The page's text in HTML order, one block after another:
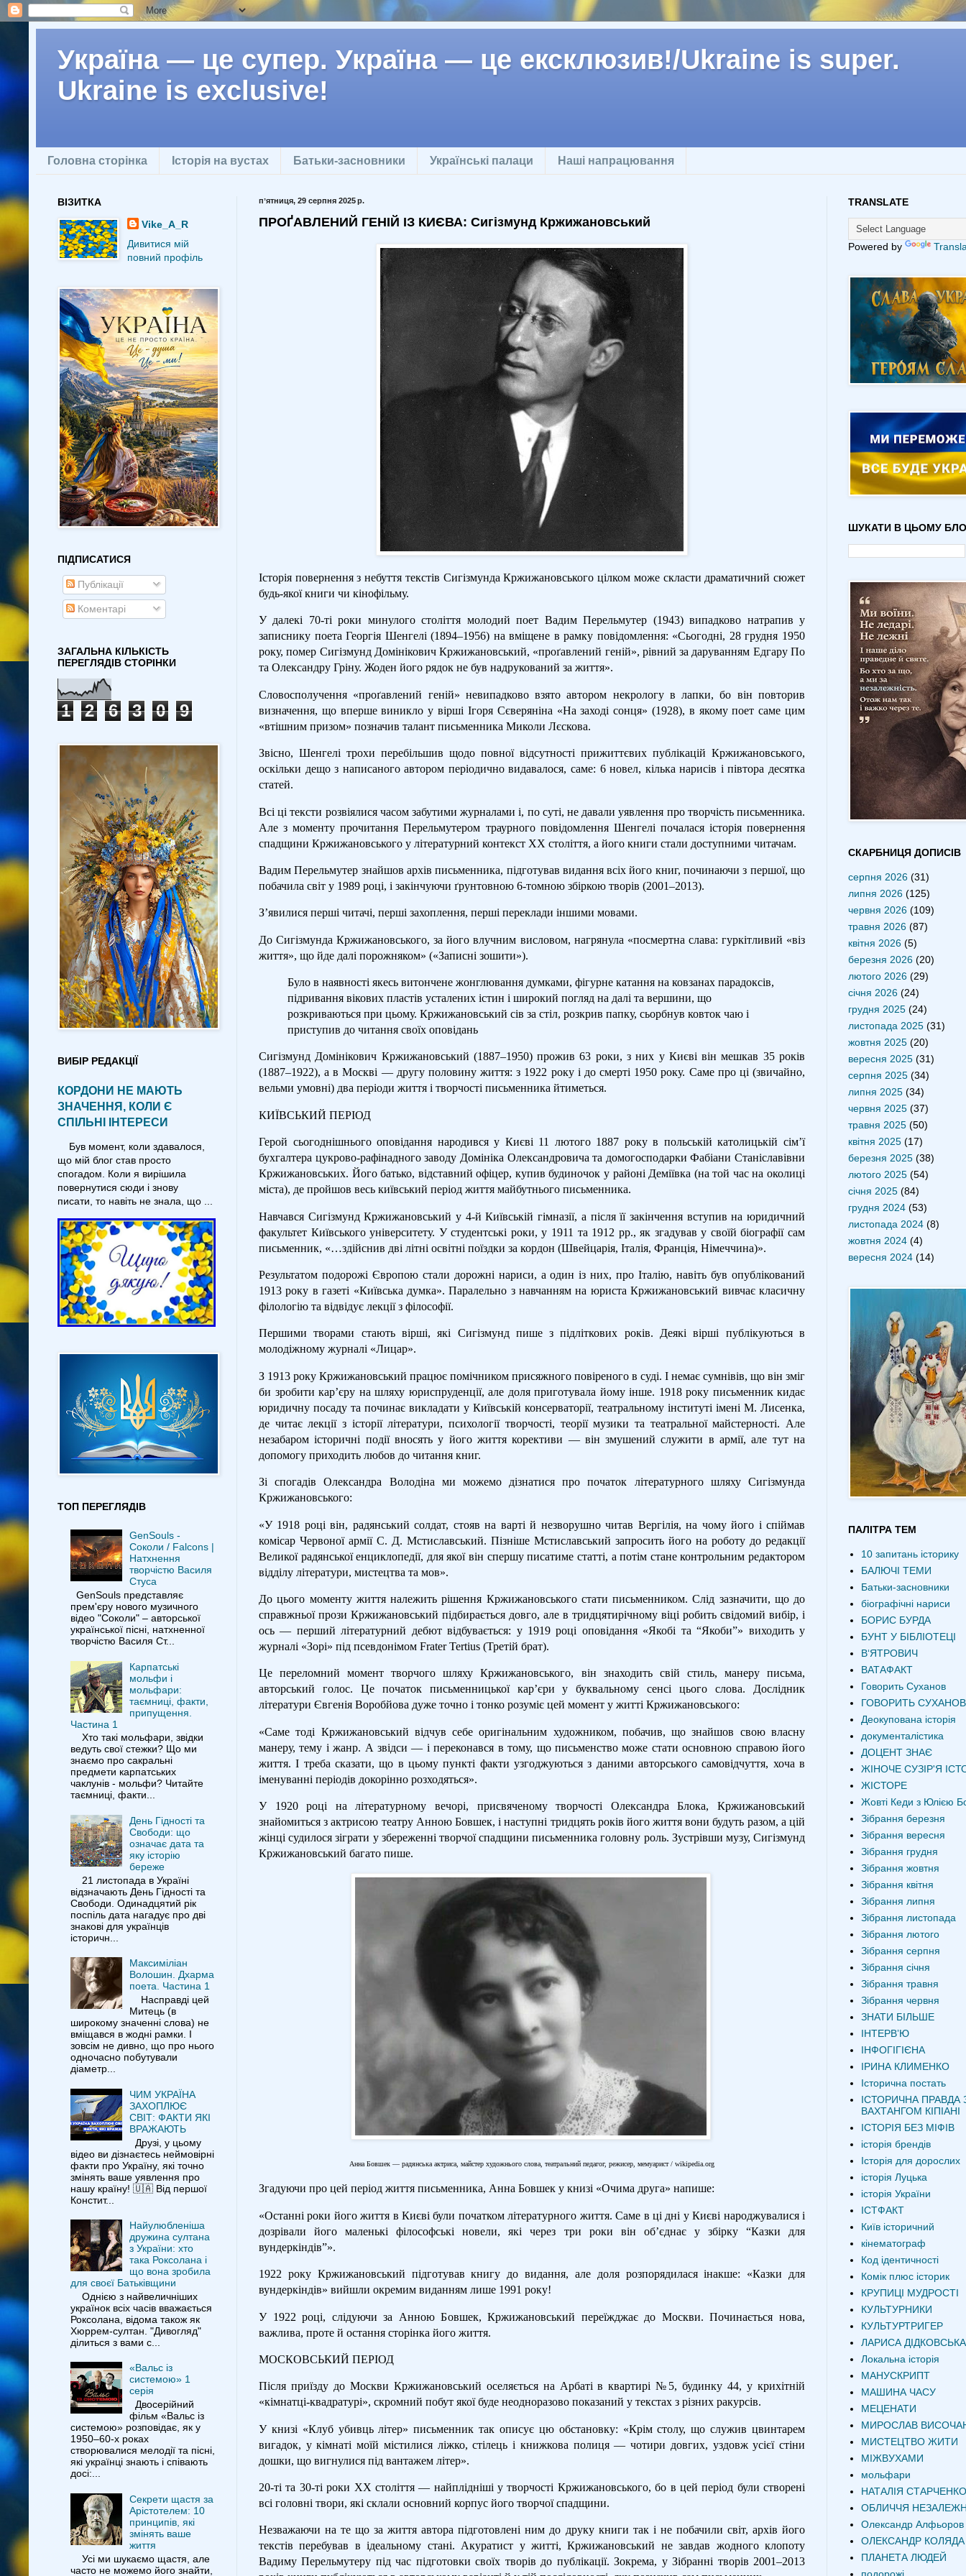
Україна — це супер. Україна — це ексклюзив!/Ukraine is super.
Ukraine is exclusive!
Головна сторінка Історія на вустах Батьки-засновники Українські палаци Наші напрацювання
пʼятниця, 29 серпня 2025 р.
ПРОҐАВЛЕНИЙ ГЕНІЙ ІЗ КИЄВА: Сигізмунд Кржижановський
Історія повернення з небуття текстів Сигізмунда Кржижановського цілком може скласти драматичний сюжет
будь-якої книги чи кінофільму.
У далекі 70-ті роки минулого століття молодий поет Вадим Перельмутер (1943) випадково натрапив у
записнику поета Георгія Шенгелі (1894–1956) на вміщене в рамку повідомлення: «Сьогодні, 28 грудня 1950
року, помер Сигізмунд Домінікович Кржижановський, «проґавлений геній», рівний за даруванням Едгару По
та Олександру Гріну. Жоден його рядок не був надрукований за життя».
Словосполучення «проґавлений геній» невипадково взято автором некрологу в лапки, бо він повторив
визначення, що вперше виникло у вірші Ігоря Сєверяніна «На заході сонця» (1928), в якому поет саме цим
«втішним призом» позначив талант письменника Миколи Лєскова.
Звісно, ​​Шенгелі трохи перебільшив щодо повної відсутності прижиттєвих публікацій Кржижановського,
оскільки дещо з написаного автором періодично видавалося, саме: 6 новел, кілька нарисів і півтора десятка
статей.
Всі ці тексти розвіялися часом забутими журналами і, по суті, не давали уявлення про творчість письменника.
Але з моменту прочитання Перельмутером траурного повідомлення Шенгелі почалася історія повернення
спадщини Кржижановського у літературний контекст XX століття, а його книги стали доступними читачам.
Вадим Перельмутер знайшов архів письменника, підготував видання всіх його книг, починаючи з першої, що
побачила світ у 1989 році, і закінчуючи ґрунтовною 6-томною збіркою творів (2001–2013).
З’явилися перші читачі, перші захоплення, перші переклади іншими мовами.
До Сигізмунда Кржижановського, за його влучним висловом, нагрянула «посмертна слава: гуркітливий «віз
життя», що йде далі порожняком» («Записні зошити»).
Було в наявності якесь витончене жонглювання думками, фігурне катання на ковзанах парадоксів,
підривання вікових пластів усталених істин і широкий погляд на далі та вершини, що
розкриваються при цьому. Кржижановський сів за стіл, розкрив папку, сьорбнув ковток чаю і
приступив до читання своїх оповідань
Сигізмунд Домінікович Кржижановський (1887–1950) прожив 63 роки, з них у Києві він мешкав 35 років
(1887–1922), а в Москві — другу половину життя: з 1922 року і до смерті 1950 року. Саме про ці (звичайно,
вельми умовні) два періоди життя і творчості письменника йтиметься.
КИЇВСЬКИЙ ПЕРІОД
Герой сьогоднішнього оповідання народився у Києві 11 лютого 1887 року в польській католицькій сім’ї
бухгалтера цукрово-рафінадного заводу Домініка Олександровича та домогосподарки Фабіани Станіславівни
Кржижановських. Його батько, відставний офіцер, купив будиночок у районі Деміївка (на той час на околиці
міста), де пройшов весь київський період життя майбутнього письменника.
Навчався Сигізмунд Кржижановський у 4-й Київській гімназії, а після її закінчення вступив на юридичний
факультет Київського університету. У студентські роки, у 1911 та 1912 рр., як згадував у своїй біографії сам
письменник, «…здійснив дві літні освітні поїздки за кордон (Швейцарія, Італія, Франція, Німеччина)».
Результатом подорожі Європою стали дорожні нариси, а один із них, про Італію, навіть був опублікований
1913 року в газеті «Київська думка». Паралельно з навчанням на юриста Кржижановський вивчає класичну
філологію та відвідує лекції з філософії.
Першими творами стають вірші, які Сигізмунд пише з підліткових років. Деякі вірші публікуються в
молодіжному журналі «Лицар».
З 1913 року Кржижановський працює помічником присяжного повіреного в суді. І немає сумнівів, що він зміг
би зробити кар’єру на шляху юриспруденції, але доля приготувала йому інше. 1918 року письменник кидає
юридичну посаду та починає викладати у Київській консерваторії, театральному інституті імені М. Лисенка,
де читає лекції з історії літератури, психології творчості, теорії музики та театральної майстерності. Але
незабаром історичні події вносять у його життя корективи — він змушений служити в армії, але тут на
допомогу приходить любов до читання книг.
Зі спогадів Олександра Володіна ми можемо дізнатися про початок літературного шляху Сигізмунда
Кржижановського:
«У 1918 році він, радянський солдат, стояв на варті й незворушно читав Вергілія, на чому його і спіймав
комісар Червоної армії С. Д. Мстиславський. Пізніше Мстиславський запросить його на роботу до редакції
Великої радянської енциклопедії, для якої він спершу писатиме статті, а потім стане контрольним редактором
відділу літератури, мистецтва та мов».
До цього моменту життя належить рішення Кржижановського стати письменником. Слід зазначити, що до
справжньої прози Кржижановський підбирається довго, але в тридцятирічному віці робить свідомий вибір, і
ось — перший літературний дебют відбувається: у 1919 році оповідання «Якобі та “Якоби”» виходить у
журналі «Зорі» під псевдонімом Frater Tertius (Третій брат).
Це переломний момент творчого шляху Кржижановського, він знаходить свій стиль, манеру письма,
авторський голос. Це початок письменницької кар’єри у буквальному сенсі цього слова. Дослідник
літератури Євгенія Воробйова дуже точно і тонко розуміє цей момент у житті Кржижановського:
«Саме тоді Кржижановський відчув себе оригінальним художником, побачив, що знайшов свою власну
манеру, тему і жанр. А звідси — і переконався в тому, що письменство може стати основною справою його
життя. І треба сказати, що в цьому пункті факти узгоджуються з даними авторського самовідчуття, хоча в
іменуванні періодів докорінно розходяться».
У 1920 році на літературному вечорі, присвяченому творчості Олександра Блока, Кржижановський
знайомиться з актрисою театру Анною Бовшек, і наступні тридцять років його життя вони будуть разом, а цій
жінці судилося зіграти у збереженні творчої спадщини письменника головну роль. Зустрівши музу, Сигізмунд
Кржижановський багато пише.
Анна Бовшек — радянська актриса, майстер художнього слова, театральний педагог, режисер, мемуарист / wikipedia.org
Згадуючи про цей період життя письменника, Анна Бовшек у книзі «Очима друга» напише:
«Останні роки його життя в Києві були початком літературного життя. Саме в ці дні у Києві народжувалися і
дозрівали його маленькі філософські новели, які через три роки він об’єднає у збірку “Казки для
вундеркіндів”».
1922 року Кржижановський підготував книгу до видання, але доля розпорядилася інакше: «Казки для
вундеркіндів» вийшли окремим виданням лише 1991 року!
У 1922 році, слідуючи за Анною Бовшек, Кржижановський переїжджає до Москви. Починається нова,
важлива, проте й остання сторінка його життя.
МОСКОВСЬКИЙ ПЕРІОД
Після приїзду до Москви Кржижановський оселяється на Арбаті в квартирі №5, будинку 44, у крихітній
«кімнатці-квадратурі», скромний побут якої буде неодноразово показаний у текстах з різних ракурсів.
У книзі «Клуб убивць літер» письменник так описує цю обстановку: «Крім столу, що служив цвинтарем
вигадок, у кімнаті моїй містилися ліжко, стілець і книжкова полиця — чотири довгих, уздовж усієї стіни
дошки, що вигнулися під вантажем літер».
20-ті та 30-ті роки XX століття — найплідніші у творчості Кржижановського, бо в цей період були створені
всі головні твори, які склали основний корпус його творчої спадщини.
Незважаючи на те що за життя автора підготовлені ним до друку книги так і не побачили світ, архів його
текстів перебував в ідеальному стані. Акуратист у житті, Кржижановський не завдав жодного клопоту
Вадиму Перельмутеру під час підготовки своїх творів до публікації. Зокрема, у Зібранні творів 2001–2013
ВІЗИТКА
Vike_A_R
Дивитися мій
повний профіль
ПІДПИСАТИСЯ
Публікації
Коментарі
ЗАГАЛЬНА КІЛЬКІСТЬ
ПЕРЕГЛЯДІВ СТОРІНКИ
1 2 6 3 0 9
ВИБІР РЕДАКЦІЇ
КОРДОНИ НЕ МАЮТЬ
ЗНАЧЕННЯ, КОЛИ Є
СПІЛЬНІ ІНТЕРЕСИ
Був момент, коли здавалося,
що мій блог став просто
спогадом. Коли я вирішила
повернутися сюди і знову
писати, то навіть не знала, що ...
ТОП ПЕРЕГЛЯДІВ
GenSouls -
Соколи / Falcons |
Натхнення
творчістю Василя
Стуса
GenSouls представляє
прем'єру нового музичного
відео "Соколи" – авторської
української пісні, натхненної
творчістю Василя Ст...
Карпатські
мольфи і
мольфари:
таємниці, факти,
припущення.
Частина 1
Хто такі мольфари, звідки
ведуть свої стежки? Що ми
знаємо про сакральні
предмети карпатських
чаклунів - мольфи? Читайте
таємниці, факти...
День Гідності та
Свободи: що
означає дата та
яку історію
береже
21 листопада в Україні
відзначають День Гідності та
Свободи. Одинадцятий рік
поспіль дата нагадує про дві
знакові для українців
історичн...
Максиміліан
Волошин. Дхарма
поета. Частина 1
Насправді цей
Митець (в
широкому значенні слова) не
вміщався в жодні рамки. І
зовсім не дивно, що про нього
одночасно побутували
діаметр...
ЧИМ УКРАЇНА
ЗАХОПЛЮЄ
СВІТ: ФАКТИ ЯКІ
ВРАЖАЮТЬ
Друзі, у цьому
відео ви дізнаєтесь неймовірні
факти про Україну, які точно
змінять ваше уявлення про
нашу країну! 🇺🇦 Від першої
Констит...
Найулюбленіша
дружина султана
з України: хто
така Роксолана і
що вона зробила
для своєї Батьківщини
Однією з найвеличніших
українок всіх часів вважається
Роксолана, відома також як
Хюррем-султан. "Дивогляд"
ділиться з вами с...
«Вальс із
системою» 1
серія
Двосерійний
фільм «Вальс із
системою» розповідає, як у
1950–60-х роках
створювалися мелодії та пісні,
які українці знають і співають
досі:...
Секрети щастя за
Арістотелем: 10
принципів, які
змінять ваше
життя
Усі ми шукаємо щастя, але
часто не можемо його знайти,
TRANSLATE
Powered by
ШУКАТИ В ЦЬОМУ
СКАРБНИЦЯ ДОПИСІВ
серпня 2026 (31)
липня 2026 (125)
червня 2026 (109)
травня 2026 (87)
квітня 2026 (5)
березня 2026 (20)
лютого 2026 (29)
січня 2026 (24)
грудня 2025 (24)
листопада 2025 (31)
жовтня 2025 (20)
вересня 2025 (31)
серпня 2025 (34)
липня 2025 (34)
червня 2025 (37)
травня 2025 (50)
квітня 2025 (17)
березня 2025 (38)
лютого 2025 (54)
січня 2025 (84)
грудня 2024 (53)
листопада 2024 (8)
жовтня 2024 (4)
вересня 2024 (14)
ПАЛІТРА ТЕМ
10 запитань історику
БАЛЮЧІ ТЕМИ
Батьки-засновники
біографічні нариси
БОРИС БУРДА
БУНТ У БІБЛІОТЕЦІ
В‘ЯТРОВИЧ
ВАТАФАКТ
Говорить Суханов
ГОВОРИТЬ СУХАНОВ
Деокупована історія
документалістика
ДОЦЕНТ ЗНАЄ
ЖІНОЧЕ СУЗІР'Я
ЖІСТОРЕ
Жовті Кеди з Юлією
Зібрання березня
Зібрання вересня
Зібрання грудня
Зібрання жовтня
Зібрання квітня
Зібрання липня
Зібрання листопада
Зібрання лютого
Зібрання серпня
Зібрання січня
Зібрання травня
Зібрання червня
ЗНАТИ БІЛЬШЕ
ІНТЕРВʼЮ
ІНФОГІГІЄНА
ІРИНА КЛИМЕНКО
Історична постать
ІСТОРИЧНА ПРАВДА
ВАХТАНГОМ КІПІАНІ
ІСТОРІЯ БЕЗ МІФІВ
історія брендів
Історія для дорослих
історія Луцька
історія України
ІСТФАКТ
Київ історичний
кінематограф
Код ідентичності
Комік плюс історик
КРУПИЦІ МУДРОСТІ
КУЛЬТУРНИКИ
КУЛЬТУРТРИГЕР
ЛАРИСА ДІДКОВСЬКА
Локальна історія
МАНУСКРИПТ
МАШИНА ЧАСУ
МЕЦЕНАТИ
МИРОСЛАВ
МИСТЕЦТВО ЖИТИ
МІЖВУХАМИ
мольфари
НАТАЛІЯ СТАРЧЕНКО
ОБЛИЧЧЯ
Олександр Алфьоров
ОЛЕКСАНДР КОЛЯДА
ПЛАНЕТА ЛЮДЕЙ
подорожі